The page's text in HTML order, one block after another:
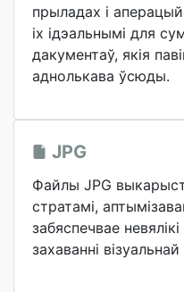
прыладах і
іх ідэальнымі для
дакументаў, якія
аднолькава ўсюды.
JPG
Файлы JPG
стратамі,
забяспечвае
захаванні візуальнай